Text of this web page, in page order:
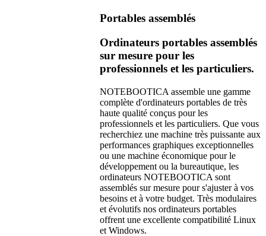
Portables assemblés
Ordinateurs portables assemblés
sur mesure pour les
professionnels et les particuliers.
NOTEBOOTICA assemble une gamme
complète d'ordinateurs portables de très
haute qualité conçus pour les
professionnels et les particuliers. Que vous
recherchiez une machine très puissante aux
performances graphiques exceptionnelles
ou une machine économique pour le
développement ou la bureautique, les
ordinateurs NOTEBOOTICA sont
assemblés sur mesure pour s'ajuster à vos
besoins et à votre budget. Très modulaires
et évolutifs nos ordinateurs portables
offrent une excellente compatibilité Linux
et Windows.